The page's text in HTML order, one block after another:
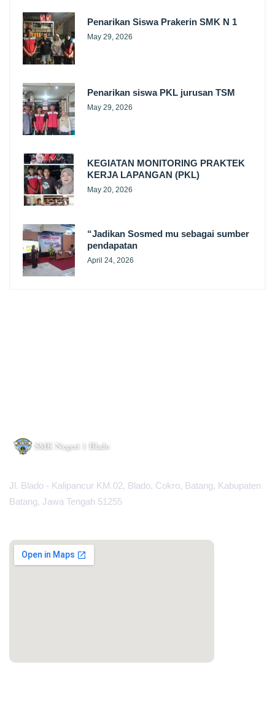
Penarikan Siswa Prakerin SMK N 1
May 29, 2026
Penarikan siswa PKL jurusan TSM
May 29, 2026
KEGIATAN MONITORING PRAKTEK
KERJA LAPANGAN (PKL)
May 20, 2026
“Jadikan Sosmed mu sebagai sumber
pendapatan
April 24, 2026
Jl. Blado - Kalipancur KM.02, Blado, Cokro, Batang, Kabupaten
Batang, Jawa Tengah 51255